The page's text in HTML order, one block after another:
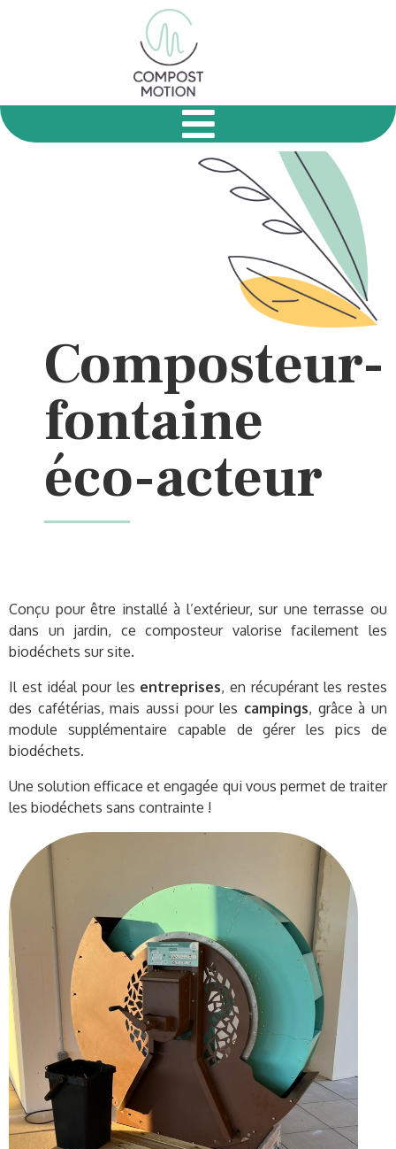
Composteur-
fontaine
éco-acteur
Conçu pour être installé à l’extérieur, sur une terrasse ou
dans un jardin, ce composteur valorise facilement les
biodéchets sur site.
Il est idéal pour les entreprises, en récupérant les restes
des cafétérias, mais aussi pour les campings, grâce à un
module supplémentaire capable de gérer les pics de
biodéchets.
Une solutionefficace et engagée qui vous permet de traiter
les biodéchets sans contrainte !